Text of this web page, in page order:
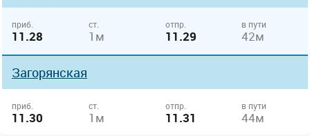
приб.
11.28
ст.
1м
отпр.
11.29
в пути
42м
Загорянская
приб.
11.30
ст.
1м
отпр.
11.31
в пути
44м